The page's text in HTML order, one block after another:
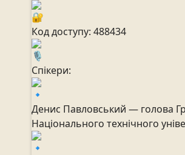
Код доступу: 488434
Спікери:
Денис Павловський — голова
Національного технічного